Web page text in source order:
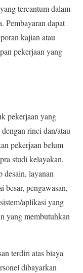
tercantum dalam
Pembayaran dapat
kajian atau
pekerjaan yang
pekerjaan yang
rinci dan/atau
pekerjaan belum
studi kelayakan,
desain, layanan
besar, pengawasan,
aplikasi yang
yang membutuhkan
terdiri atas biaya
dibayarkan